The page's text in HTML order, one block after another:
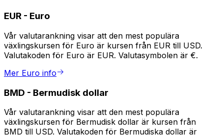
EUR - Euro
Vår valutarankning visar att den mest populära
växlingskursen för Euro är kursen från EUR till USD.
Valutakoden för Euro är EUR. Valutasymbolen är €.
Mer Euro info
BMD - Bermudisk dollar
Vår valutarankning visar att den mest populära
växlingskursen för Bermudisk dollar är kursen från
BMD till USD. Valutakoden för Bermudiska dollar är